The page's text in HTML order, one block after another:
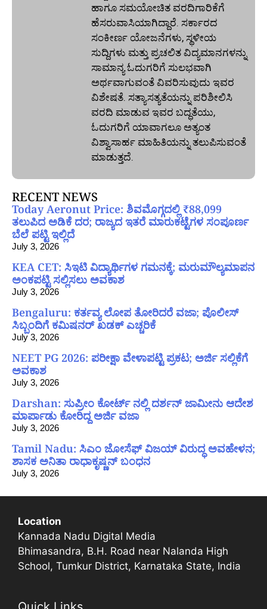
ಹಾಗೂ ಸಮಯೋಚಿತ ವರದಿಗಾರಿಕೆಗೆ
ಹೆಸರುವಾಸಿಯಾಗಿದ್ದಾರೆ. ಸರ್ಕಾರದ
ಸಂಕೀರ್ಣ ಯೋಜನೆಗಳು, ಸ್ಥಳೀಯ
ಸುದ್ದಿಗಳು ಮತ್ತು ಪ್ರಚಲಿತ ವಿದ್ಯಮಾನಗಳನ್ನು
ಸಾಮಾನ್ಯ ಓದುಗರಿಗೆ ಸುಲಭವಾಗಿ
ಅರ್ಥವಾಗುವಂತೆ ವಿವರಿಸುವುದು ಇವರ
ವಿಶೇಷತೆ. ಸತ್ಯಾಸತ್ಯತೆಯನ್ನು ಪರಿಶೀಲಿಸಿ
ವರದಿ ಮಾಡುವ ಇವರ ಬದ್ಧತೆಯು,
ಓದುಗರಿಗೆ ಯಾವಾಗಲೂ ಅತ್ಯಂತ
ವಿಶ್ವಾಸಾರ್ಹ ಮಾಹಿತಿಯನ್ನು ತಲುಪಿಸುವಂತೆ
ಮಾಡುತ್ತದೆ.
RECENT NEWS
Today Aeronut Price: ಶಿವಮೊಗ್ಗದಲ್ಲಿ ₹88,099
ತಲುಪಿದ ಅಡಿಕೆ ದರ; ರಾಜ್ಯದ ಇತರೆ ಮಾರುಕಟ್ಟೆಗಳ ಸಂಪೂರ್ಣ
ಬೆಲೆ ಪಟ್ಟಿ ಇಲ್ಲಿದೆ
July 3, 2026
KEA CET: ಸಿಇಟಿ ವಿದ್ಯಾರ್ಥಿಗಳ ಗಮನಕ್ಕೆ; ಮರುಮೌಲ್ಯಮಾಪನ
ಅಂಕಪಟ್ಟಿ ಸಲ್ಲಿಸಲು ಅವಕಾಶ
July 3, 2026
Bengaluru: ಕರ್ತವ್ಯ ಲೋಪ ತೋರಿದರೆ ವಜಾ; ಪೊಲೀಸ್
ಸಿಬ್ಬಂದಿಗೆ ಕಮಿಷನರ್ ಖಡಕ್ ಎಚ್ಚರಿಕೆ
July 3, 2026
NEET PG 2026: ಪರೀಕ್ಷಾ ವೇಳಾಪಟ್ಟಿ ಪ್ರಕಟ; ಅರ್ಜಿ ಸಲ್ಲಿಕೆಗೆ
ಅವಕಾಶ
July 3, 2026
Darshan: ಸುಪ್ರೀಂ ಕೋರ್ಟ್ ನಲ್ಲಿ ದರ್ಶನ್ ಜಾಮೀನು ಆದೇಶ
ಮಾರ್ಪಾಡು ಕೋರಿದ್ದ ಅರ್ಜಿ ವಜಾ
July 3, 2026
Tamil Nadu: ಸಿಎಂ ಜೋಸೆಫ್ ವಿಜಯ್ ವಿರುದ್ಧ ಅವಹೇಳನ;
ಶಾಸಕ ಅನಿತಾ ರಾಧಾಕೃಷ್ಣನ್ ಬಂಧನ
July 3, 2026
Location
Kannada Nadu Digital Media
Bhimasandra, B.H. Road near Nalanda High
School, Tumkur District, Karnataka State, India